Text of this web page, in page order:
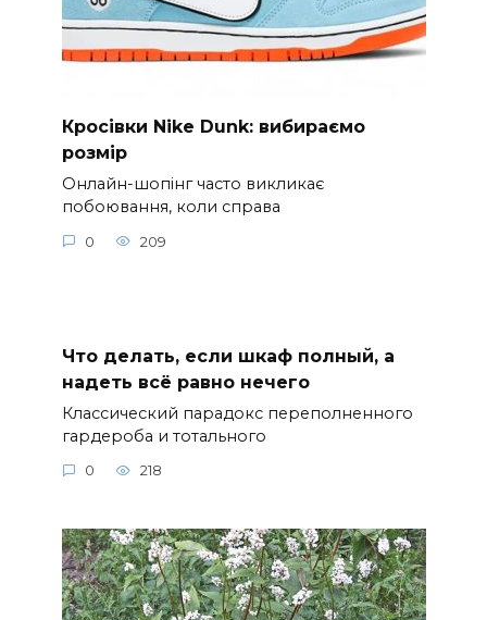
Кросівки Nike Dunk: вибираємо
розмір
Онлайн-шопінг часто викликає
побоювання, коли справа
0 209
Что делать, если шкаф полный, а
надеть всё равно нечего
Классический парадокс переполненного
гардероба и тотального
0 218